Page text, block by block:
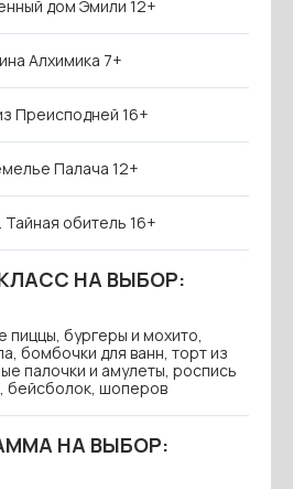
дом Эмили 12+
Алхимика 7+
Преисподней 16+
Палача 12+
Тайная обитель 16+
НА ВЫБОР:
пиццы, бургеры и мохито,
бомбочки для ванн, торт из
палочки и амулеты, роспись
бейсболок, шоперов
НА ВЫБОР: